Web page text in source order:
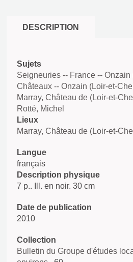
DESCRIPTION
Sujets
Seigneuries -- France -- Onzain
Châteaux -- Onzain (Loir-et-
Marray, Château de (Loir-et-
Rotté, Michel
Lieux
Marray, Château de (Loir-et-
Langue
français
Description physique
7 p.. Ill. en noir. 30 cm
Date de publication
2010
Collection
Bulletin du Groupe d'études